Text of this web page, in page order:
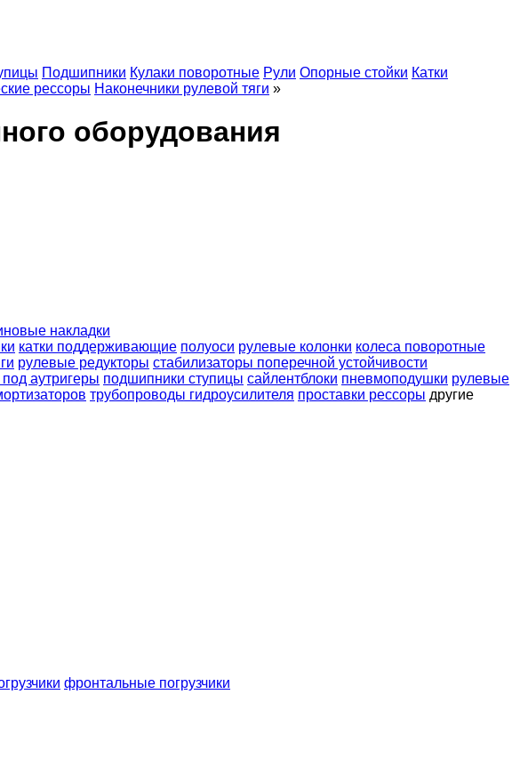
Подшипники Кулаки поворотные Рули Опорные стойки Катки
рессоры Наконечники рулевой тяги »
оборудования
накладки
катки поддерживающие полуоси рулевые колонки колеса поворотные
рулевые редукторы стабилизаторы поперечной устойчивости
аутригеры подшипники ступицы сайлентблоки пневмоподушки рулевые
трубопроводы гидроусилителя проставки рессоры другие
фронтальные погрузчики